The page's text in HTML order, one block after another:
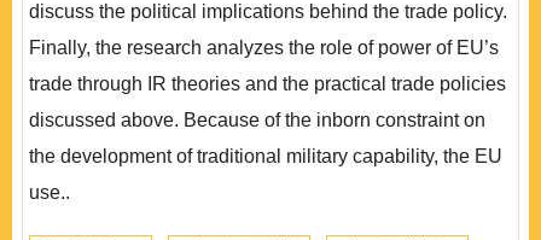
discuss the political implications behind the trade policy.
Finally, the research analyzes the role of power of EU’s
trade through IR theories and the practical trade policies
discussed above. Because of the inborn constraint on
the development of traditional military capability, the EU
use..